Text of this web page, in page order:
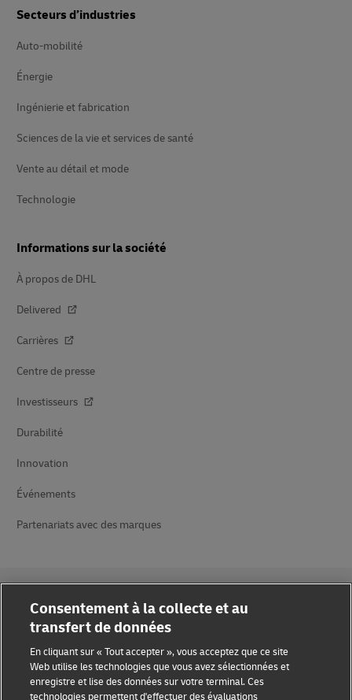
Secteurs d’industries
Auto-mobilité
Énergie
Ingénierie et fabrication
Sciences de la vie et services de santé
Vente au détail et mode
Technologie
Informations sur la société
À propos de DHL
Delivered
Carrières
Centre de presse
Investisseurs
Durabilité
Innovation
Événements
Partenariats avec des marques
Sensibilisation à la fraude
Mention légale
Consentement à la collecte et au
transfert de données
En cliquant sur « Tout accepter », vous acceptez que ce site
Web utilise les technologies que vous avez sélectionnées et
enregistre et lise des données sur votre terminal. Ces
technologies permettent d'effectuer des évaluations